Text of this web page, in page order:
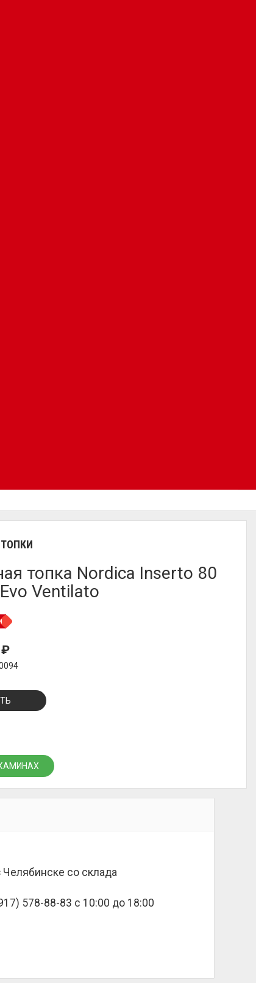
топка Nordica Inserto 80
Ventilato
₽
Челябинске со склада
578-88-83 с 10:00 до 18:00